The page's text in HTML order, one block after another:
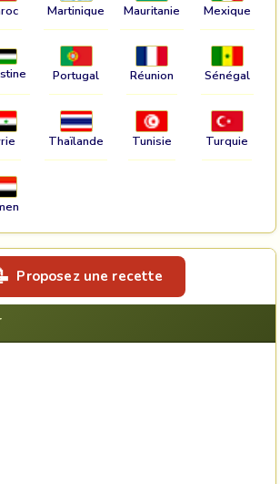
Martinique Mauritanie Mexique
Portugal Réunion Sénégal
Thaïlande Tunisie Turquie
Proposez une recette